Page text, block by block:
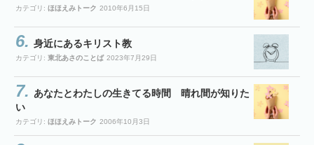
カテゴリ: ほほえみトーク 2010年6月15日
身近にあるキリスト教
カテゴリ: 東北あさのことば 2023年7月29日
あなたとわたしの生きてる時間 晴れ間が知りた
い
カテゴリ: ほほえみトーク 2006年10月3日